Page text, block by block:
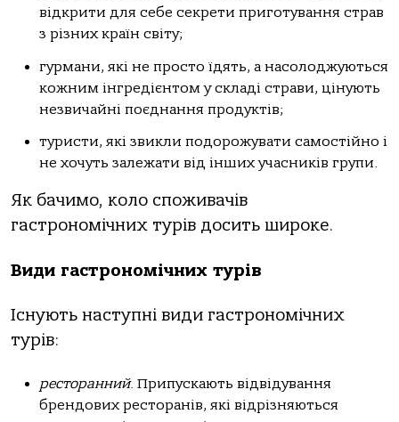
відкрити для себе секрети приготування страв
з різних країн світу;
гурмани, які не просто їдять, а насолоджуються
кожним інгредієнтом у складі страви, цінують
незвичайні поєднання продуктів;
туристи, які звикли подорожувати самостійно і
не хочуть залежати від інших учасників групи.
Як бачимо, коло споживачів
гастрономічних турів досить широке.
Види гастрономічних турів
Існують наступні види гастрономічних
турів:
ресторанний. Припускають відвідування
брендових ресторанів, які відрізняються